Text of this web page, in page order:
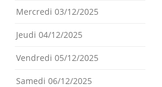
Mercredi 03/12/2025
Jeudi 04/12/2025
Vendredi 05/12/2025
Samedi 06/12/2025